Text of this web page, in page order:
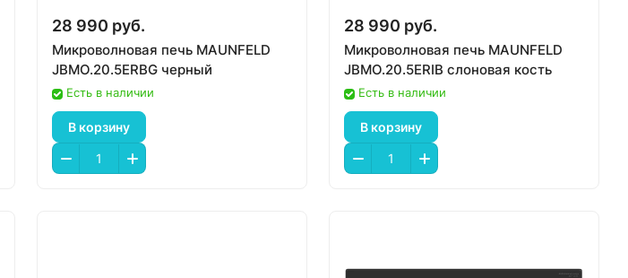
28 990 руб.
Микроволновая печь MAUNFELD
JBMO.20.5ERBG черный
Есть в наличии
В корзину
28 990 руб.
Микроволновая печь MAUNFELD
JBMO.20.5ERIB слоновая кость
Есть в наличии
В корзину